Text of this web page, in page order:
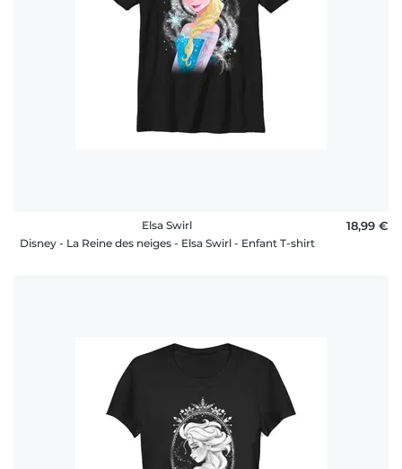
Elsa Swirl
Disney - La Reine des neiges - Elsa Swirl - Enfant T-shirt
18,99 €